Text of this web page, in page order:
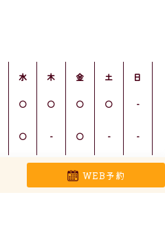
水 木 金 土
日
○ ○ ○ ○
-
○ - ○ - -
8:45～、午後診15:45～となります
午後：手術枠あり
WEB予約